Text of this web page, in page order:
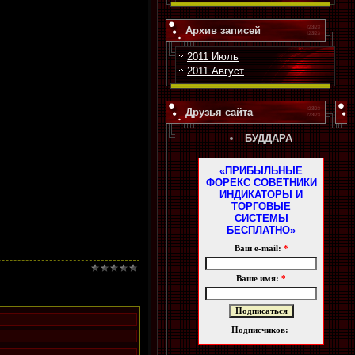
Архив записей
2011 Июль
2011 Август
Друзья сайта
БУДДАРА
«ПРИБЫЛЬНЫЕ
ФОРЕКС СОВЕТНИКИ
ИНДИКАТОРЫ И
ТОРГОВЫЕ
СИСТЕМЫ
БЕСПЛАТНО»
Ваш e-mail: *
Ваше имя: *
Подписчиков: